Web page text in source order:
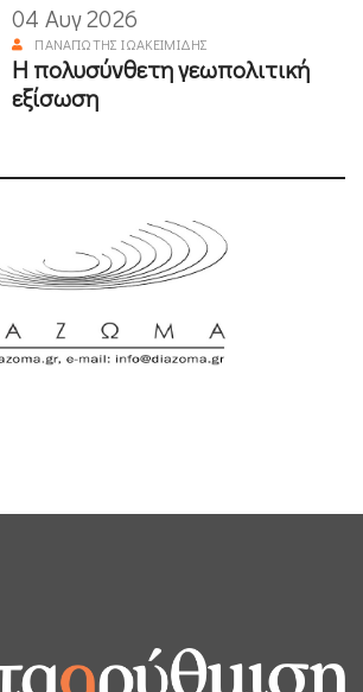
04 Αυγ 2026
ΠΑΝΑΓΙΏΤΗΣ ΙΩΑΚΕΙΜΊΔΗΣ
Η πολυσύνθετη γεωπολιτική
εξίσωση